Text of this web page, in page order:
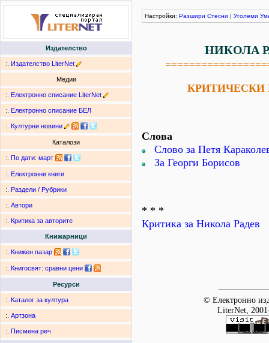
Издателство
:. Издателство LiterNet
Медии
:. Електронно списание LiterNet
:. Електронно списание БЕЛ
:. Културни новини
Каталози
:. По дати: март
:. Електронни книги
:. Раздели / Рубрики
:. Автори
:. Критика за авторите
Книжарници
:. Книжен пазар
:. Книгосвят: сравни цени
Ресурси
:. Каталог за култура
:. Артзона
:. Писмена реч
Настройки: Разшири Стесни | Уголеми
НИКОЛА
КРИТИЧЕСКИ
Слова
Слово за Петя
За Георги Борисов
* * *
Критика за Никола Радев
© Електронно
LiterNet,